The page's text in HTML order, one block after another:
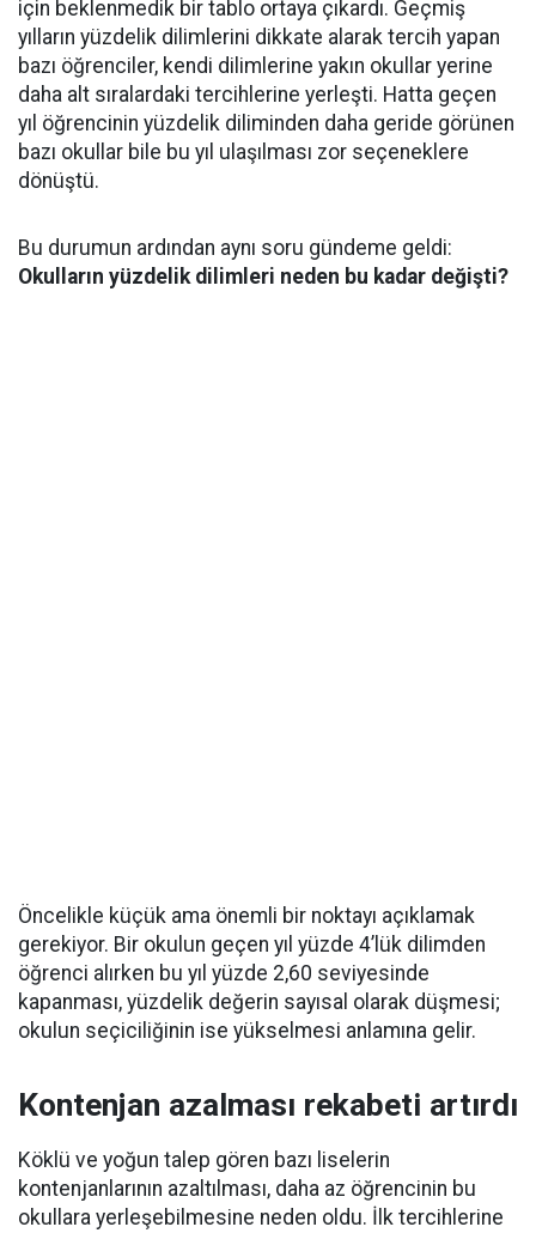
için beklenmedik bir tablo ortaya çıkardı. Geçmiş
yılların yüzdelik dilimlerini dikkate alarak tercih yapan
bazı öğrenciler, kendi dilimlerine yakın okullar yerine
daha alt sıralardaki tercihlerine yerleşti. Hatta geçen
yıl öğrencinin yüzdelik diliminden daha geride görünen
bazı okullar bile bu yıl ulaşılması zor seçeneklere
dönüştü.
Bu durumun ardından aynı soru gündeme geldi:
Okulların yüzdelik dilimleri neden bu kadar değişti?
Öncelikle küçük ama önemli bir noktayı açıklamak
gerekiyor. Bir okulun geçen yıl yüzde 4’lük dilimden
öğrenci alırken bu yıl yüzde 2,60 seviyesinde
kapanması, yüzdelik değerin sayısal olarak düşmesi;
okulun seçiciliğinin ise yükselmesi anlamına gelir.
Kontenjan azalması rekabeti artırdı
Köklü ve yoğun talep gören bazı liselerin
kontenjanlarının azaltılması, daha az öğrencinin bu
okullara yerleşebilmesine neden oldu. İlk tercihlerine